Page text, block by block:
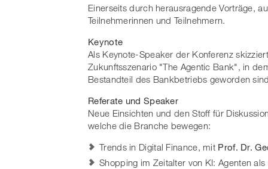
Einerseits durch herausragende Vorträge,
Teilnehmerinnen und Teilnehmern.
Keynote
Als Keynote-Speaker der Konferenz skizziert
Zukunftsszenario "The Agentic Bank", in
Bestandteil des Bankbetriebs geworden
Referate und Speaker
Neue Einsichten und den Stoff für
welche die Branche bewegen:
Trends in Digital Finance, mit Prof. Dr.
Shopping im Zeitalter von KI: Agenten